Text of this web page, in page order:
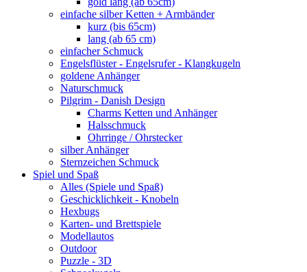
einfache silber Ketten + Armbänder
kurz (bis 65cm)
lang (ab 65 cm)
einfacher Schmuck
Engelsflüster - Engelsrufer - Klangkugeln
goldene Anhänger
Naturschmuck
Pilgrim - Danish Design
Charms Ketten und Anhänger
Halsschmuck
Ohrringe / Ohrstecker
silber Anhänger
Sternzeichen Schmuck
Spiel und Spaß
Alles (Spiele und Spaß)
Geschicklichkeit - Knobeln
Hexbugs
Karten- und Brettspiele
Modellautos
Outdoor
Puzzle - 3D